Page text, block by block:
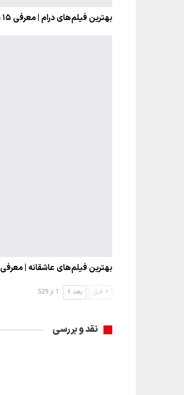
بهترین فیلم‌های درام | معرفی ۱۵ شاهکار ماندگار تاریخ سینما
بهترین فیلم‌های عاشقانه | معرفی ۱۲ شاهکار رمانتیک تاریخ…
قبل بعد 1 از 529
نقد و بررسی